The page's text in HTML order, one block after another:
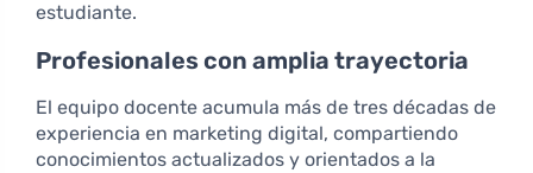
estudiante.
Profesionales con amplia trayectoria
El equipo docente acumula más de tres décadas de
experiencia en marketing digital, compartiendo
conocimientos actualizados y orientados a la